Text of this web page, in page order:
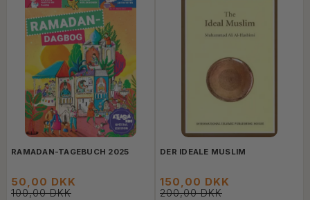
RAMADAN-TAGEBUCH 2025
50,00 DKK
100,00 DKK
DER IDEALE MUSLIM
150,00 DKK
200,00 DKK